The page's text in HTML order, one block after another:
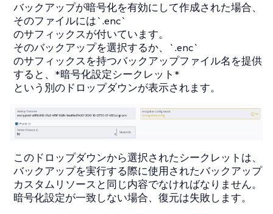
バックアップが暗号化を有効にして作成された場合、
そのファイルには`.enc`
のサフィックスが付いています。
そのバックアップを選択するか、`.enc`
のサフィックスを持つバックアップファイル名を提供
すると、*暗号化設定シークレット*
という別のドロップダウンが表示されます。
このドロップダウンから選択されたシークレットは、
バックアップを実行する際に使用されたバックアップ
カスタムリソースと同じ内容でなければなりません。
暗号化設定が一致しない場合、復元は失敗します。